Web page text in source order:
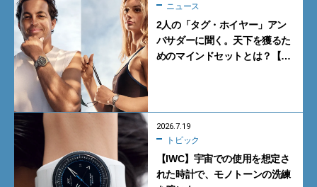
ニュース
2人の「タグ・ホイヤー」アン
バサダーに聞く。天下を獲るた
めのマインドセットとは？【イ
2026.7.19
トピック
【IWC】宇宙での使用を想定さ
れた時計で、モノトーンの洗練